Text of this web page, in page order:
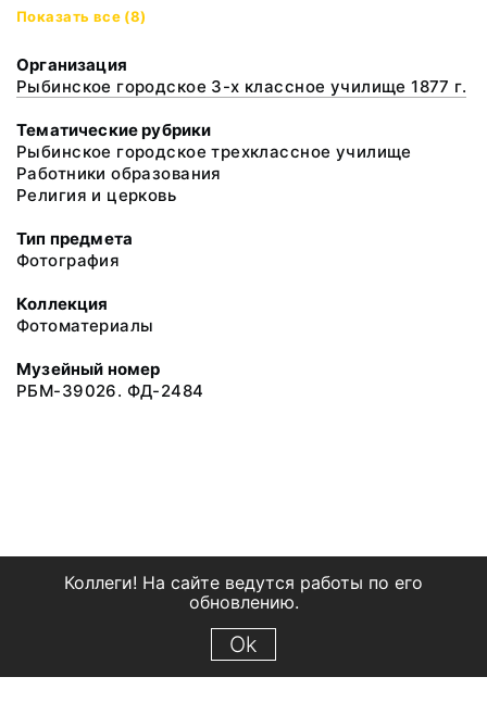
Показать все (8)
Организация
Рыбинское городское 3-х классное училище 1877 г.
Тематические рубрики
Рыбинское городское трехклассное училище
Работники образования
Религия и церковь
Тип предмета
Фотография
Коллекция
Фотоматериалы
Музейный номер
РБМ-39026. ФД-2484
Коллеги! На сайте ведутся работы по его
обновлению.
Ok